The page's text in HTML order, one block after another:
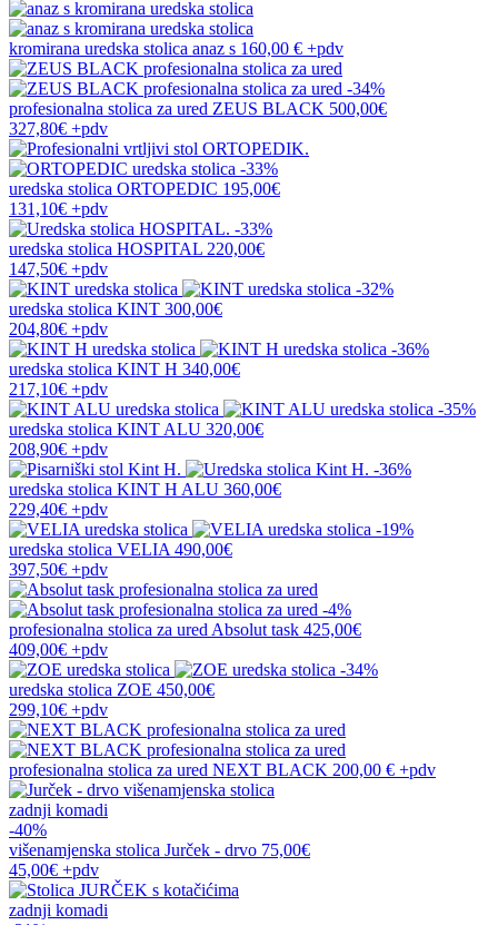
kromirana uredska stolica anaz s 160,00 € +pdv
-34%
profesionalna stolica za ured ZEUS BLACK 500,00€
327,80€ +pdv
-33%
uredska stolica ORTOPEDIC 195,00€
131,10€ +pdv
-33%
uredska stolica HOSPITAL 220,00€
147,50€ +pdv
-32%
uredska stolica KINT 300,00€
204,80€ +pdv
-36%
uredska stolica KINT H 340,00€
217,10€ +pdv
-35%
uredska stolica KINT ALU 320,00€
208,90€ +pdv
-36%
uredska stolica KINT H ALU 360,00€
229,40€ +pdv
-19%
uredska stolica VELIA 490,00€
397,50€ +pdv
-4%
profesionalna stolica za ured Absolut task 425,00€
409,00€ +pdv
-34%
uredska stolica ZOE 450,00€
299,10€ +pdv
profesionalna stolica za ured NEXT BLACK 200,00 € +pdv
zadnji komadi
-40%
višenamjenska stolica Jurček - drvo 75,00€
45,00€ +pdv
zadnji komadi